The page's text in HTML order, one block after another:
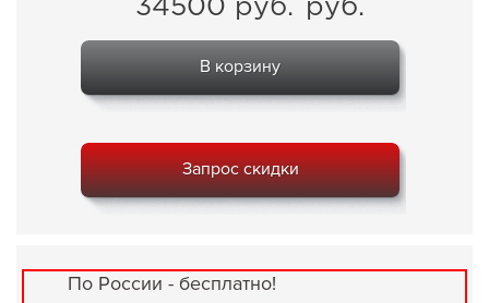
34500 руб. руб.
В корзину
Запрос скидки
По России - бесплатно!